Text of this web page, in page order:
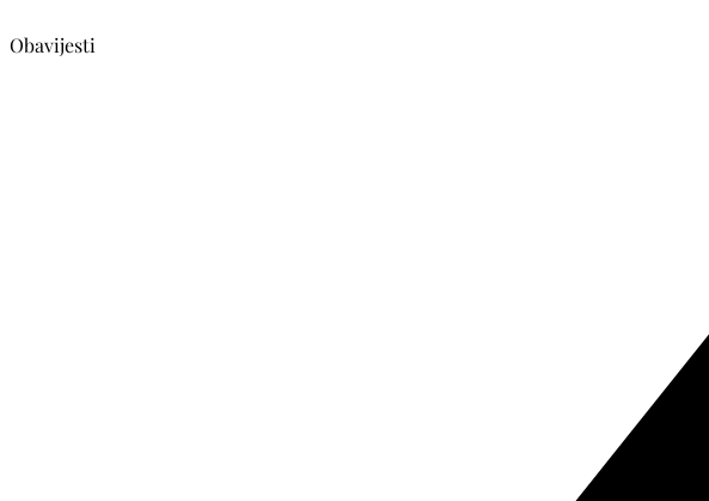
Obavijesti